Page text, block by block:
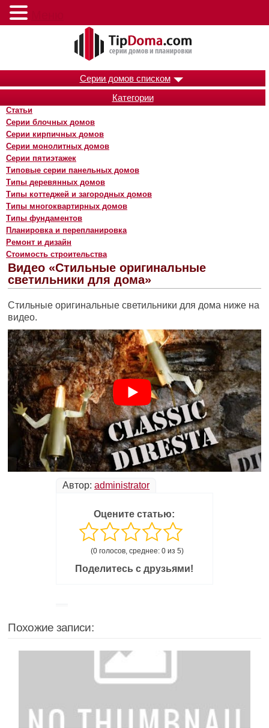
Серии домов списком
Категории
Статьи
Серии блочных домов
Серии кирпичных домов
Серии монолитных домов
Серии пятиэтажек
Типовые серии панельных домов
Типы деревянных домов
Типы коттеджей и загородных домов
Типы многоквартирных домов
Типы фундаментов
Планировка и перепланировка
Ремонт и дизайн
Стоимость строительства
Видео «Стильные оригинальные
светильники для дома»
Стильные оригинальные светильники для дома ниже на
видео.
Автор: administrator
Оцените статью:
(0 голосов, среднее: 0 из 5)
Поделитесь с друзьями!
Похожие записи: